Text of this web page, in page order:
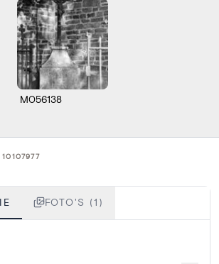
M056138
10107977
FOTO'S (1)